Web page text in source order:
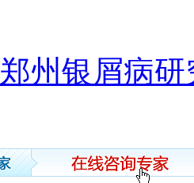
郑州银屑病研